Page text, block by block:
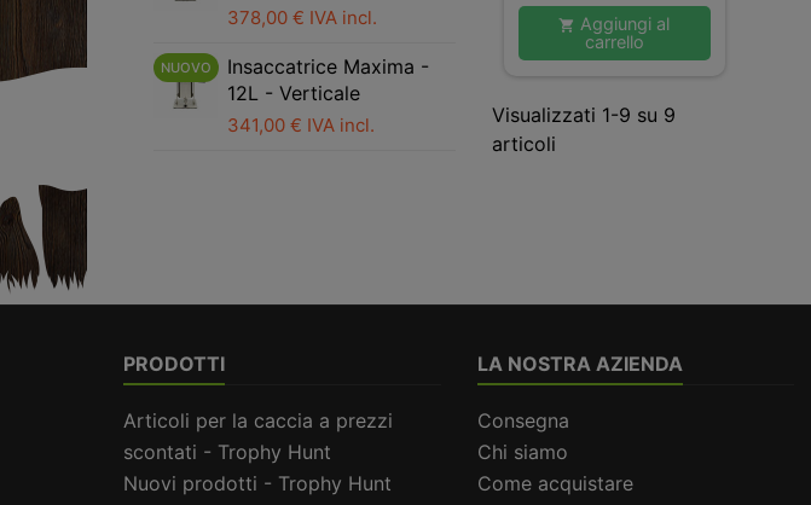
378,00 € IVA incl.
NUOVO
Insaccatrice Maxima -
12L - Verticale
341,00 € IVA incl.
 Aggiungi al
carrello
Visualizzati 1-9 su 9
articoli
PRODOTTI
Articoli per la caccia a prezzi
scontati - Trophy Hunt
Nuovi prodotti - Trophy Hunt
LA NOSTRA AZIENDA
Consegna
Chi siamo
Come acquistare